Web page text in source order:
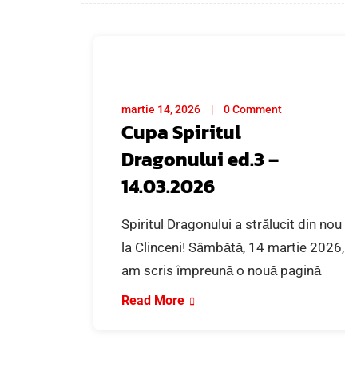
martie 14, 2026 0 Comment
Cupa Spiritul
Dragonului ed.3 –
14.03.2026
Spiritul Dragonului a strălucit din nou
la Clinceni! Sâmbătă, 14 martie 2026,
am scris împreună o nouă pagină
Read More